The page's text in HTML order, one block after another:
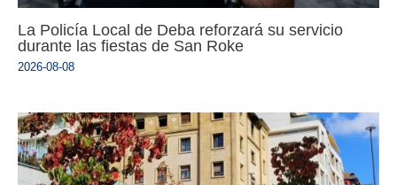
La Policía Local de Deba reforzará su servicio
durante las fiestas de San Roke
2026-08-08